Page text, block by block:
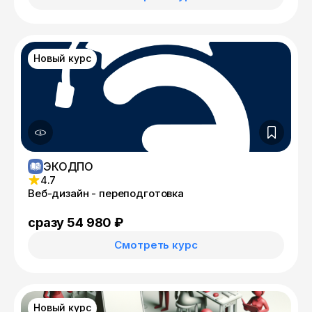
Новый курс
ЭКОДПО
4.7
Веб-дизайн - переподготовка
сразу 54 980 ₽
Смотреть курс
Новый курс